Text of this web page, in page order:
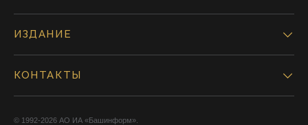
ИЗДАНИЕ
КОНТАКТЫ
© 1992-2026 АО ИА «Башинформ».